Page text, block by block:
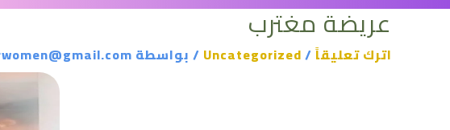
عريضة مغترب
اترك تعليقاً/
Uncategorized / بواسطة